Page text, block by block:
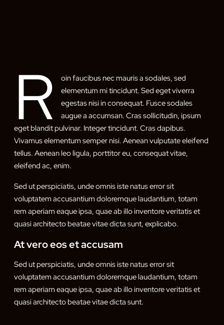
R
oin faucibus nec mauris a sodales, sed
elementum mi tincidunt. Sed eget viverra
egestas nisi in consequat. Fusce sodales
augue a accumsan. Cras sollicitudin, ipsum
eget blandit pulvinar. Integer tincidunt. Cras dapibus.
Vivamus elementum semper nisi. Aenean vulputate eleifend
tellus. Aenean leo ligula, porttitor eu, consequat vitae,
eleifend ac, enim.
Sed ut perspiciatis, unde omnis iste natus error sit
voluptatem accusantium doloremque laudantium, totam
rem aperiam eaque ipsa, quae ab illo inventore veritatis et
quasi architecto beatae vitae dicta sunt, explicabo.
At vero eos et accusam
Sed ut perspiciatis, unde omnis iste natus error sit
voluptatem accusantium doloremque laudantium, totam
rem aperiam eaque ipsa, quae ab illo inventore veritatis et
quasi architecto beatae vitae dicta sunt.